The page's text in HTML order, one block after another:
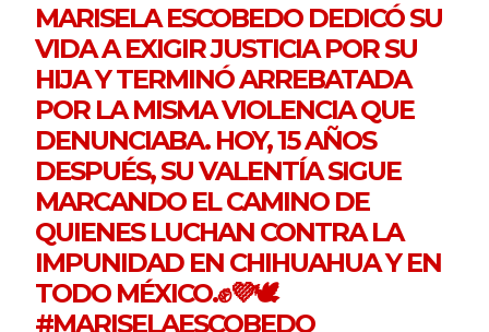
MARISELA ESCOBEDO DEDICÓ SU
VIDA A EXIGIR JUSTICIA POR SU
HIJA Y TERMINÓ ARREBATADA
POR LA MISMA VIOLENCIA QUE
DENUNCIABA. HOY, 15 AÑOS
DESPUÉS, SU VALENTÍA SIGUE
MARCANDO EL CAMINO DE
QUIENES LUCHAN CONTRA LA
IMPUNIDAD EN CHIHUAHUA Y EN
TODO MÉXICO.✊💜🕊️
#MARISELAESCOBEDO